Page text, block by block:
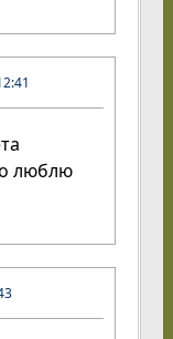
люблю